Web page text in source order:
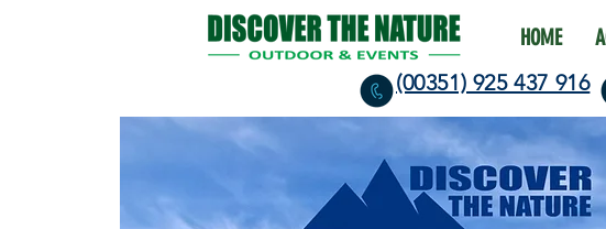
HOME
(00351) 925 437 916